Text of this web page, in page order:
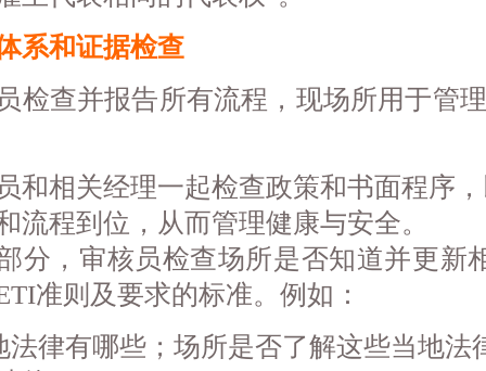
系和证据检查
检查并报告所有流程，现场所用于管
和相关经理一起检查政策和书面程序
流程到位，从而管理健康与安全。
分，审核员检查场所是否知道并更新
准则及要求的标准。例如：
法律有哪些；场所是否了解这些当地法